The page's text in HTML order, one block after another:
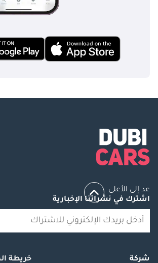
عد إلى الأعلى
اشترك في نشراتنا الإخبارية
شركة
خريطة